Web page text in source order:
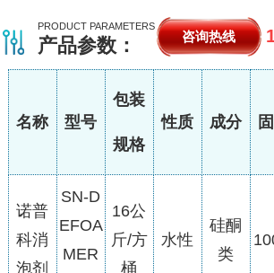
PRODUCT PARAMETERS
产品参数： 咨询热线
名称 型号
包装
规格
性质 成分
诺普
科消
泡剂
SN-D
EFOA
MER
16公
斤/方
桶
水性
硅酮
类